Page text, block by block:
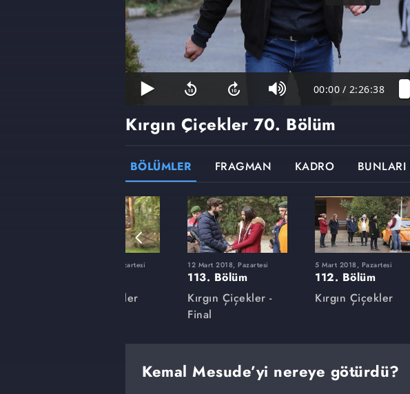
00:00 / 2:26:38
Kırgın Çiçekler 70. Bölüm
BÖLÜMLER FRAGMAN KADRO BUNLARI
27 Kasım 2017, Pazartesi
Kırgın Çiçekler
12 Mart 2018, Pazartesi
113. Bölüm
Kırgın Çiçekler -
Final
5 Mart 2018, Pazartesi
112. Bölüm
Kırgın Çiçekler
Kemal Mesude’yi nereye götürdü?